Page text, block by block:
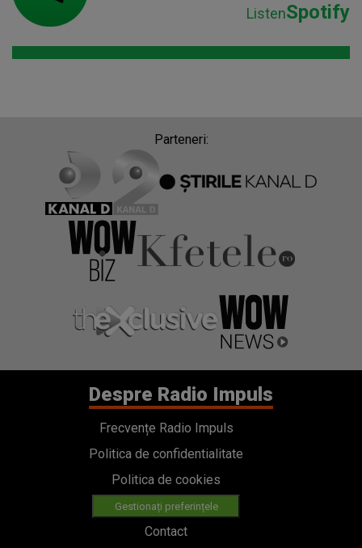
ListenSpotify
Parteneri:
Despre Radio Impuls
Frecvențe Radio Impuls
Politica de confidentialitate
Politica de cookies
Gestionați preferințele
Contact